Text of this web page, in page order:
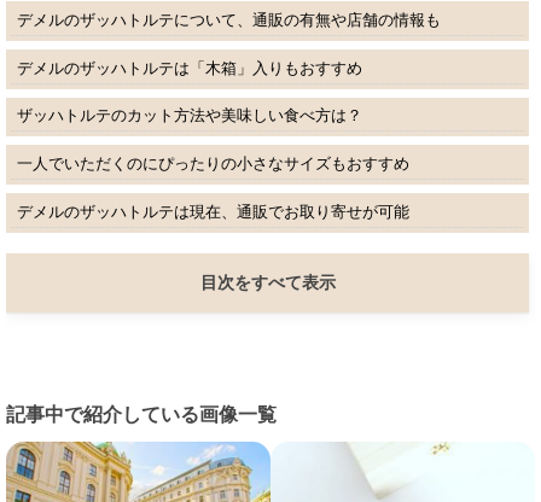
デメルのザッハトルテについて、通販の有無や店舗の情報も
デメルのザッハトルテは「木箱」入りもおすすめ
ザッハトルテのカット方法や美味しい食べ方は？
一人でいただくのにぴったりの小さなサイズもおすすめ
デメルのザッハトルテは現在、通販でお取り寄せが可能
目次をすべて表示
記事中で紹介している画像一覧